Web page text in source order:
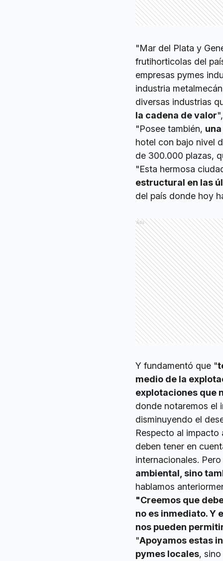
"Mar del Plata y
frutihorticolas del
empresas pymes
industria
diversas industrias
la cadena de valor
"Posee también,
hotel con bajo nivel
de 300.000 plazas,
"Esta hermosa
estructural en las
del país donde hoy
Ads
Y fundamentó que "
medio de la
explotaciones que
donde notaremos el
disminuyendo el
Respecto al
deben tener en
internacionales.
ambiental, sino
hablamos
"Creemos que
no es inmediato. Y
nos pueden
"Apoyamos estas
pymes locales,